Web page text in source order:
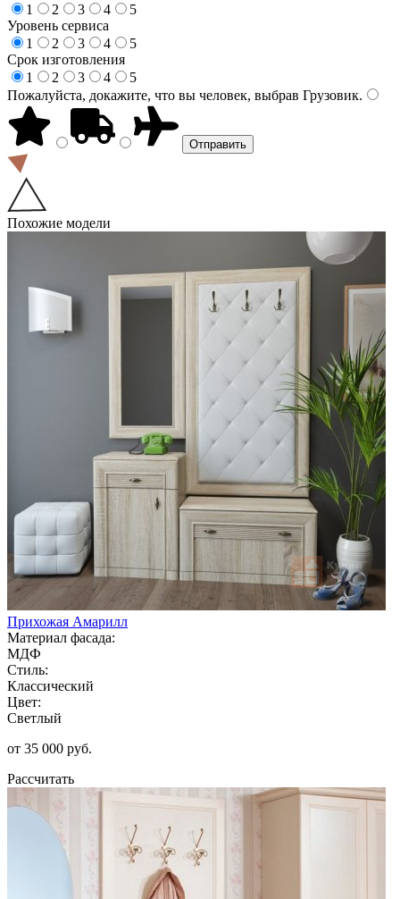
1
2 3 4
5
Уровень сервиса
1
2 3 4
5
Срок изготовления
1
2 3 4
5
Пожалуйста, докажите, что вы человек, выбрав Грузовик.
Похожие модели
Прихожая Амарилл
Материал фасада:
МДФ
Стиль:
Классический
Цвет:
Светлый
от 35 000 руб.
Рассчитать